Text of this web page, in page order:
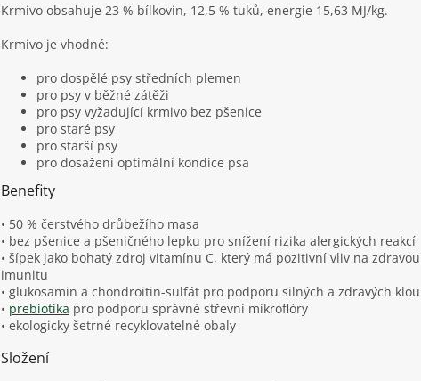
Krmivo obsahuje 23 % bílkovin, 12,5 % tuků, energie 15,63 MJ/kg.
Krmivo je vhodné:
pro dospělé psy středních plemen
pro psy v běžné zátěži
pro psy vyžadující krmivo bez pšenice
pro staré psy
pro starší psy
pro dosažení optimální kondice psa
Benefity
• 50 % čerstvého drůbežího masa
• bez pšenice a pšeničného lepku pro snížení rizika alergických reakcí
• šípek jako bohatý zdroj vitamínu C, který má pozitivní vliv na
imunitu
• glukosamin a chondroitin-sulfát pro podporu silných a zdravých
• prebiotika pro podporu správné střevní mikroflóry
• ekologicky šetrné recyklovatelné obaly
Složení